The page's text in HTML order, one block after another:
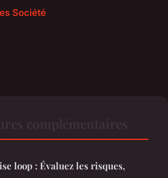
Société
loop : Évaluez les risques,